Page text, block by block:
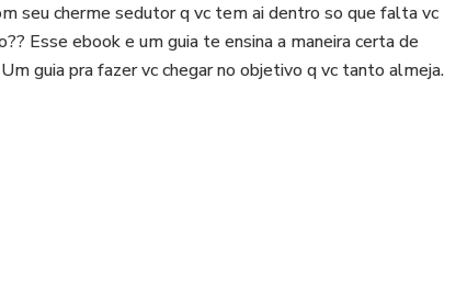
seu cherme sedutor q vc tem ai dentro so que falta vc
Esse ebook e um guia te ensina a maneira certa de
guia pra fazer vc chegar no objetivo q vc tanto almeja.